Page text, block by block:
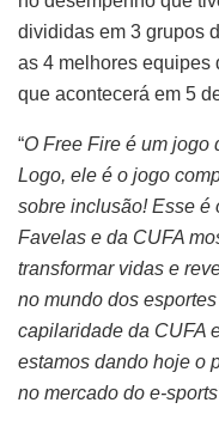
divididas em 3 grupos
as 4 melhores equipes
que acontecerá em 5
“O Free Fire é um jogo
Logo, ele é o jogo
sobre inclusão! Esse é
Favelas e da CUFA
transformar vidas e
no mundo dos
capilaridade da CUFA
estamos dando hoje o
no mercado do e-